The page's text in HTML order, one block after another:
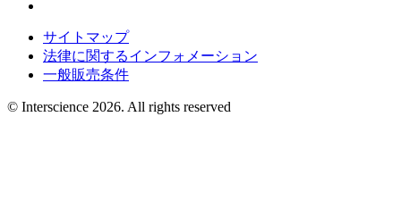
サイトマップ
法律に関するインフォメーション
一般販売条件
© Interscience 2026. All rights reserved